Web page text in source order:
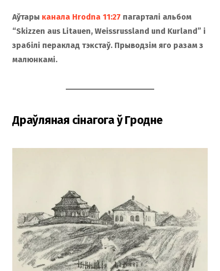
Аўтары канала Hrodna 11:27 пагарталі альбом
“Skizzen aus Litauen, Weissrussland und Kurland” і
зрабілі пераклад тэкстаў. Прыводзім яго разам з
малюнкамі.
Драўляная сінагога ў Гродне